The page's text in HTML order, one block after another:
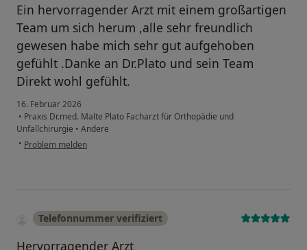
Ein hervorragender Arzt mit einem großartigen
Team um sich herum ,alle sehr freundlich
gewesen habe mich sehr gut aufgehoben
gefühlt .Danke an Dr.Plato und sein Team
Direkt wohl gefühlt.
16. Februar 2026
• Praxis Dr.med. Malte Plato Facharzt für Orthopädie und
Unfallchirurgie • Andere
• Problem melden
Telefonnummer verifiziert
Hervorragender Arzt